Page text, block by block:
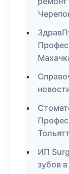
ИП
зубов